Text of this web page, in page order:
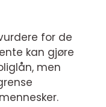
for de
kan gjøre
men